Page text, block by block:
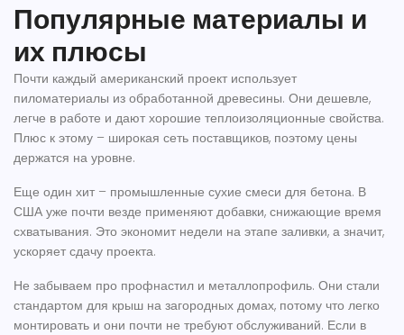
Популярные материалы и
их плюсы
Почти каждый американский проект использует
пиломатериалы из обработанной древесины. Они дешевле,
легче в работе и дают хорошие теплоизоляционные свойства.
Плюс к этому – широкая сеть поставщиков, поэтому цены
держатся на уровне.
Еще один хит – промышленные сухие смеси для бетона. В
США уже почти везде применяют добавки, снижающие время
схватывания. Это экономит недели на этапе заливки, а значит,
ускоряет сдачу проекта.
Не забываем про профнастил и металлопрофиль. Они стали
стандартом для крыш на загородных домах, потому что легко
монтировать и они почти не требуют обслуживаний. Если в